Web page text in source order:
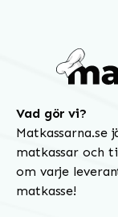
Vad gör vi?
Matkassarna.se
matkassar och
om varje
matkasse!